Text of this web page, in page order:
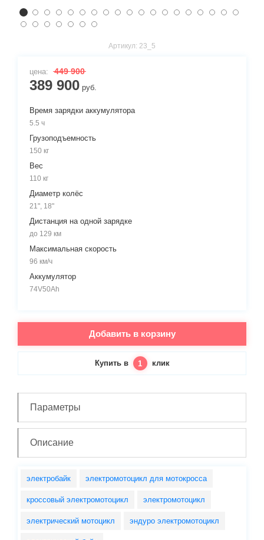
Артикул: 23_5
цена: 449 900
389 900 руб.
Время зарядки аккумулятора
5.5 ч
Грузоподъемность
150 кг
Вес
110 кг
Диаметр колёс
21", 18"
Дистанция на одной зарядке
до 129 км
Максимальная скорость
96 км/ч
Аккумулятор
74V50Ah
Добавить в корзину
Купить в 1 клик
Параметры
Описание
электробайк электромотоцикл для мотокросса
кроссовый электромотоцикл электромотоцикл
электрический мотоцикл эндуро электромотоцикл